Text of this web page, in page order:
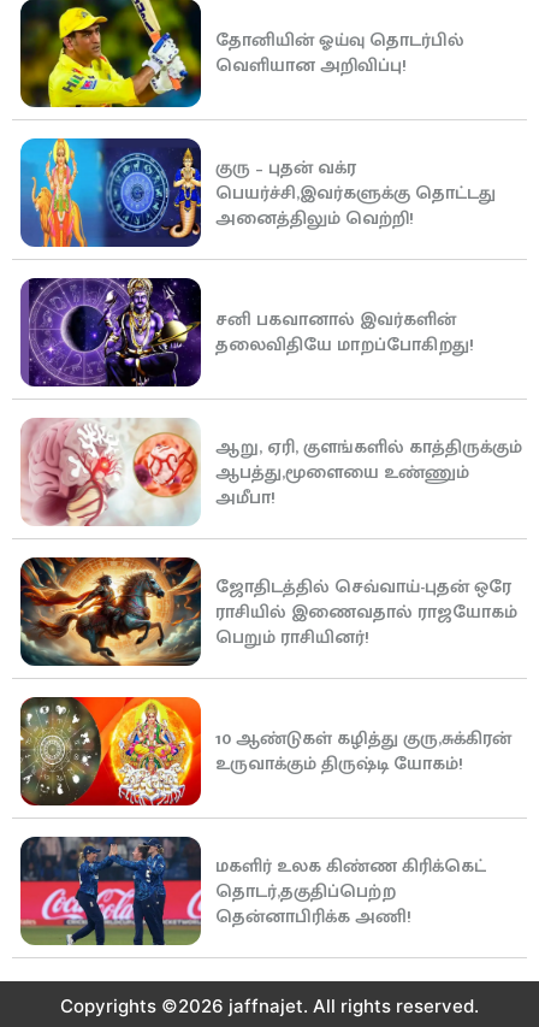
தோனியின் ஓய்வு தொடர்பில்
வெளியான அறிவிப்பு!
குரு – புதன் வக்ர
பெயர்ச்சி,இவர்களுக்கு தொட்டது
அனைத்திலும் வெற்றி!
சனி பகவானால் இவர்களின்
தலைவிதியே மாறப்போகிறது!
ஆறு, ஏரி, குளங்களில் காத்திருக்கும்
ஆபத்து,மூளையை உண்ணும்
அமீபா!
ஜோதிடத்தில் செவ்வாய்-புதன் ஒரே
ராசியில் இணைவதால் ராஜயோகம்
பெறும் ராசியினர்!
10 ஆண்டுகள் கழித்து குரு,சுக்கிரன்
உருவாக்கும் திருஷ்டி யோகம்!
மகளிர் உலக கிண்ண கிரிக்கெட்
தொடர்,தகுதிப்பெற்ற
தென்னாபிரிக்க அணி!
Copyrights ©2026 jaffnajet. All rights reserved.